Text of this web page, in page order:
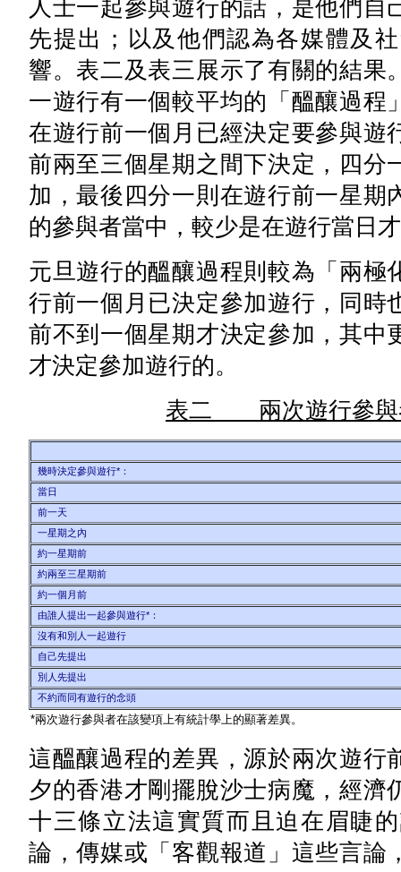
人士一起參與遊行的話，是他們
先提出；以及他們認為各媒體及
響。表二及表三展示了有關的結果
一遊行有一個較平均的「醞釀過程
在遊行前一個月已經決定要參與遊
前兩至三個星期之間下決定，四分
加，最後四分一則在遊行前一星期
的參與者當中，較少是在遊行當日
元旦遊行的醞釀過程則較為「兩極
行前一個月已決定參加遊行，同時
前不到一個星期才決定參加，其中
才決定參加遊行的。
表二 兩次遊行參與
幾時決定參與遊行*：
當日
前一天
一星期之內
約一星期前
約兩至三星期前
約一個月前
由誰人提出一起參與遊行*：
沒有和別人一起遊行
自己先提出
別人先提出
不約而同有遊行的念頭
*兩次遊行參與者在該變項上有統計學上的顯著差異。
這醞釀過程的差異，源於兩次遊行
夕的香港才剛擺脫沙士病魔，經濟
十三條立法這實質而且迫在眉睫
論，傳媒或「客觀報道」這些言論